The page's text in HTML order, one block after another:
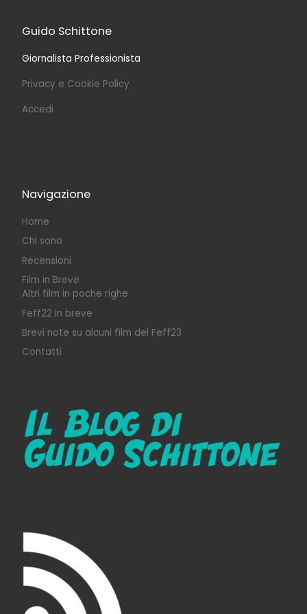
Guido Schittone
Giornalista Professionista
Privacy e Cookie Policy
Accedi
Navigazione
Home
Chi sono
Recensioni
Film in Breve
Altri film in poche righe
Feff22 in breve
Brevi note su alcuni film del Feff23
Contatti